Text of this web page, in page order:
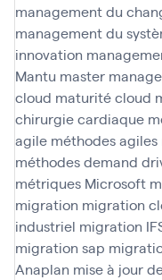
management du
management du
innovation
Mantu master
cloud maturité cloud
chirurgie cardiaque
agile méthodes agiles
méthodes demand
métriques Microsoft
migration migration
industriel migration
migration sap
Anaplan mise à jour